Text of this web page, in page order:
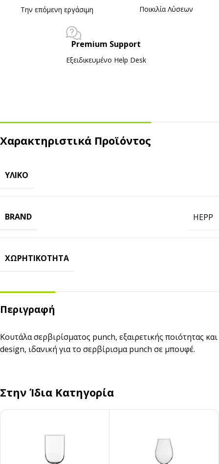
Την επόμενη εργάσιμη Ποικιλία Λύσεων
Premium Support
Εξειδικευμένο Ηelp Desk
Χαρακτηριστικά Προϊόντος
ΥΛΙΚΌ
BRAND HEPP
ΧΩΡΗΤΙΚΌΤΗΤΑ
Περιγραφή
Κουτάλα σερβιρίσματος punch, εξαιρετικής ποιότητας και
design, ιδανική για το σερβίρισμα punch σε μπουφέ.
Στην Ίδια Κατηγορία